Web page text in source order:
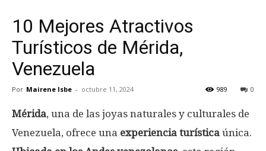
10 Mejores Atractivos
Turísticos de Mérida,
Venezuela
Por Mairene Isbe - octubre 11, 2024 0
989
Mérida, una de las joyas naturales y culturales de
Venezuela, ofrece una experiencia turística única.